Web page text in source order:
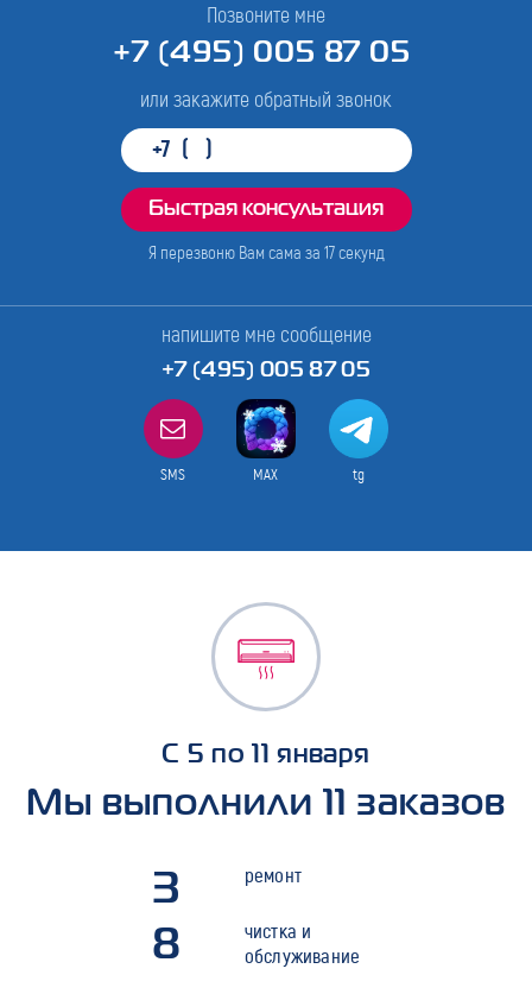
Позвоните мне
+7 (495) 005 87 05
или закажите обратный звонок
Я перезвоню Вам сама за 17секунд
напишите мне сообщение
+7 (495) 005 87 05
SMS MAX tg
С 5 по 11 января
Мы выполнили 11 заказов
3 ремонт
8
чистка и
обслуживание